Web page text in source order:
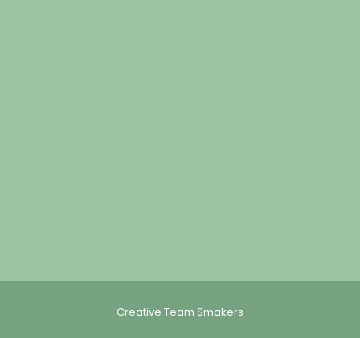
Creative Team Smakers